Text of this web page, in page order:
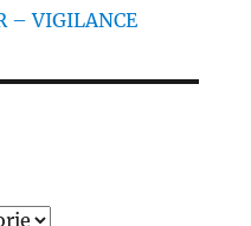
– VIGILANCE